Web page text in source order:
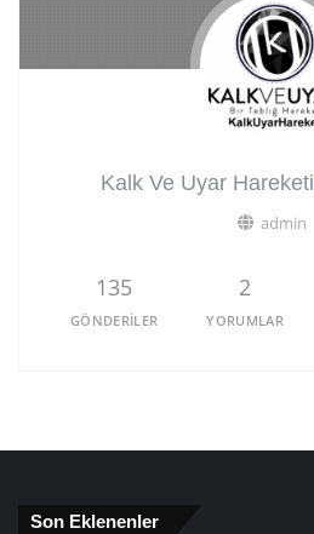
Kalk Ve Uyar Hareketi
admin
135
GÖNDERILER
2
YORUMLAR
Son Eklenenler